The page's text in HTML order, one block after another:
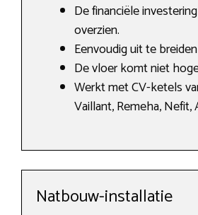
De financiële
overzien.
Eenvoudig uit te
De vloer komt niet
Werkt met CV-ketels
Vaillant, Remeha, Nefit,
Natbouw-installatie